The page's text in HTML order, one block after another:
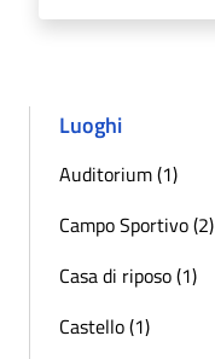
Luoghi
Auditorium (1)
Campo Sportivo (2)
Casa di riposo (1)
Castello (1)